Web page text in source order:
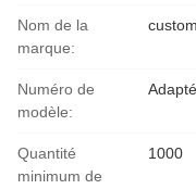
Nom de la
marque:
Numéro de
modèle:
Quantité
minimum de
1000